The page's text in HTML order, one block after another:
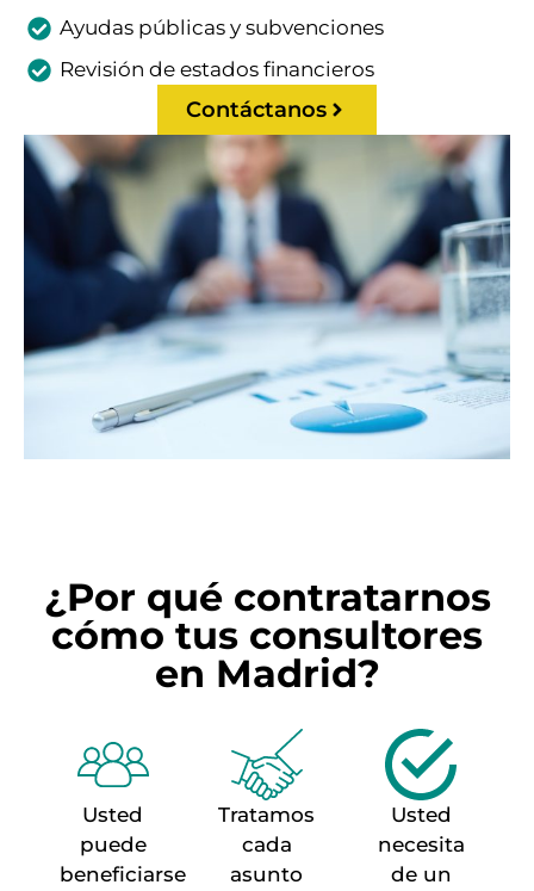
Ayudas públicas y subvenciones
Revisión de estados financieros
Contáctanos
¿Por qué contratarnos
cómo tus consultores
en Madrid?
Usted
puede
beneficiarse
Tratamos
cada
asunto
Usted
necesita
de un